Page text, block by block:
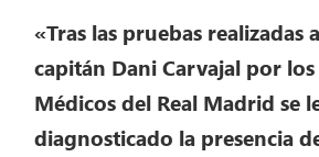
«Tras las pruebas realizadas
capitán Dani Carvajal por
Médicos del Real Madrid se
diagnosticado la presencia